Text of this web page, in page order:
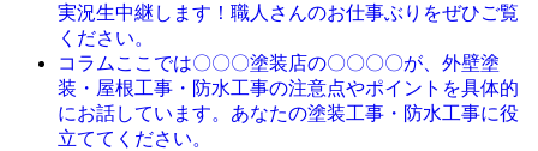
実況生中継します！職人さんのお仕事ぶりをぜひご覧
ください。
コラム ここでは〇〇〇塗装店の〇〇〇〇が、外壁塗
装・屋根工事・防水工事の注意点やポイントを具体的
にお話しています。あなたの塗装工事・防水工事に役
立ててください。